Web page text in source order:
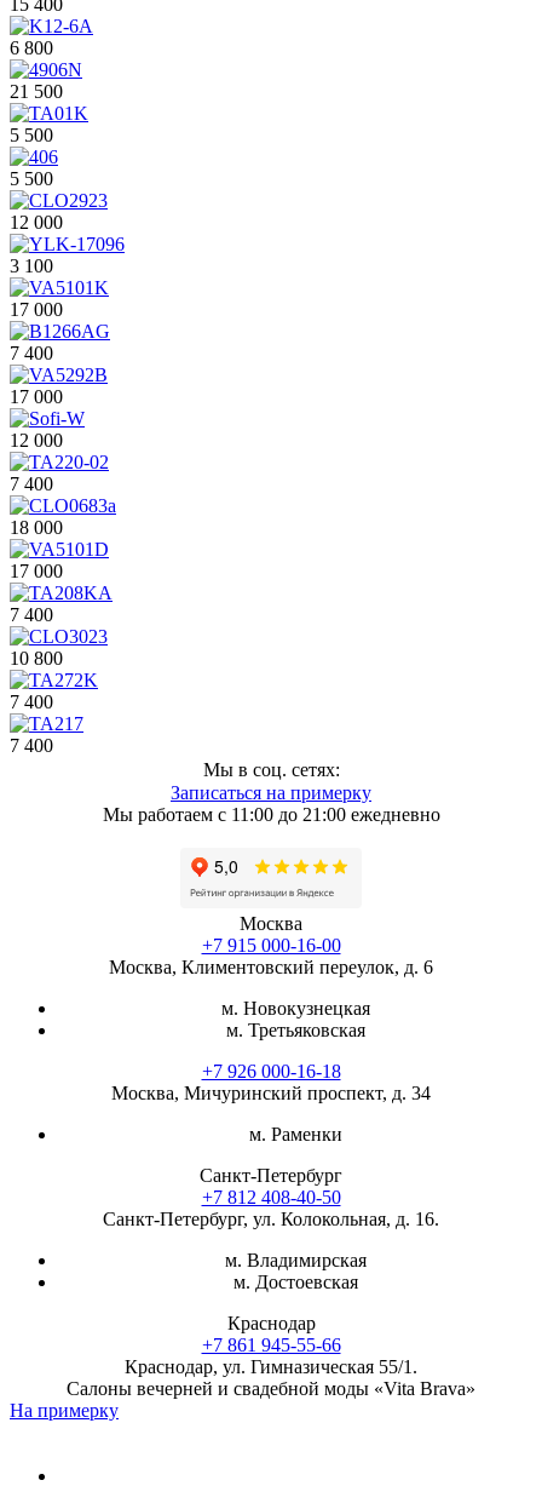
15 400
6 800
21 500
5 500
5 500
12 000
3 100
17 000
7 400
17 000
12 000
7 400
18 000
17 000
7 400
10 800
7 400
7 400
Мы в соц. сетях:
Записаться на примерку
Мы работаем с 11:00 до 21:00 ежедневно
Москва
+7 915 000-16-00
Москва, Климентовский переулок, д. 6
м. Новокузнецкая
м. Третьяковская
+7 926 000-16-18
Москва, Мичуринский проспект, д. 34
м. Раменки
Санкт-Петербург
+7 812 408-40-50
Санкт-Петербург, ул. Колокольная, д. 16.
м. Владимирская
м. Достоевская
Краснодар
+7 861 945-55-66
Краснодар, ул. Гимназическая 55/1.
Салоны вечерней и свадебной моды «Vita Brava»
На примерку